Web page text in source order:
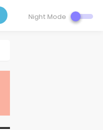
Night Mode